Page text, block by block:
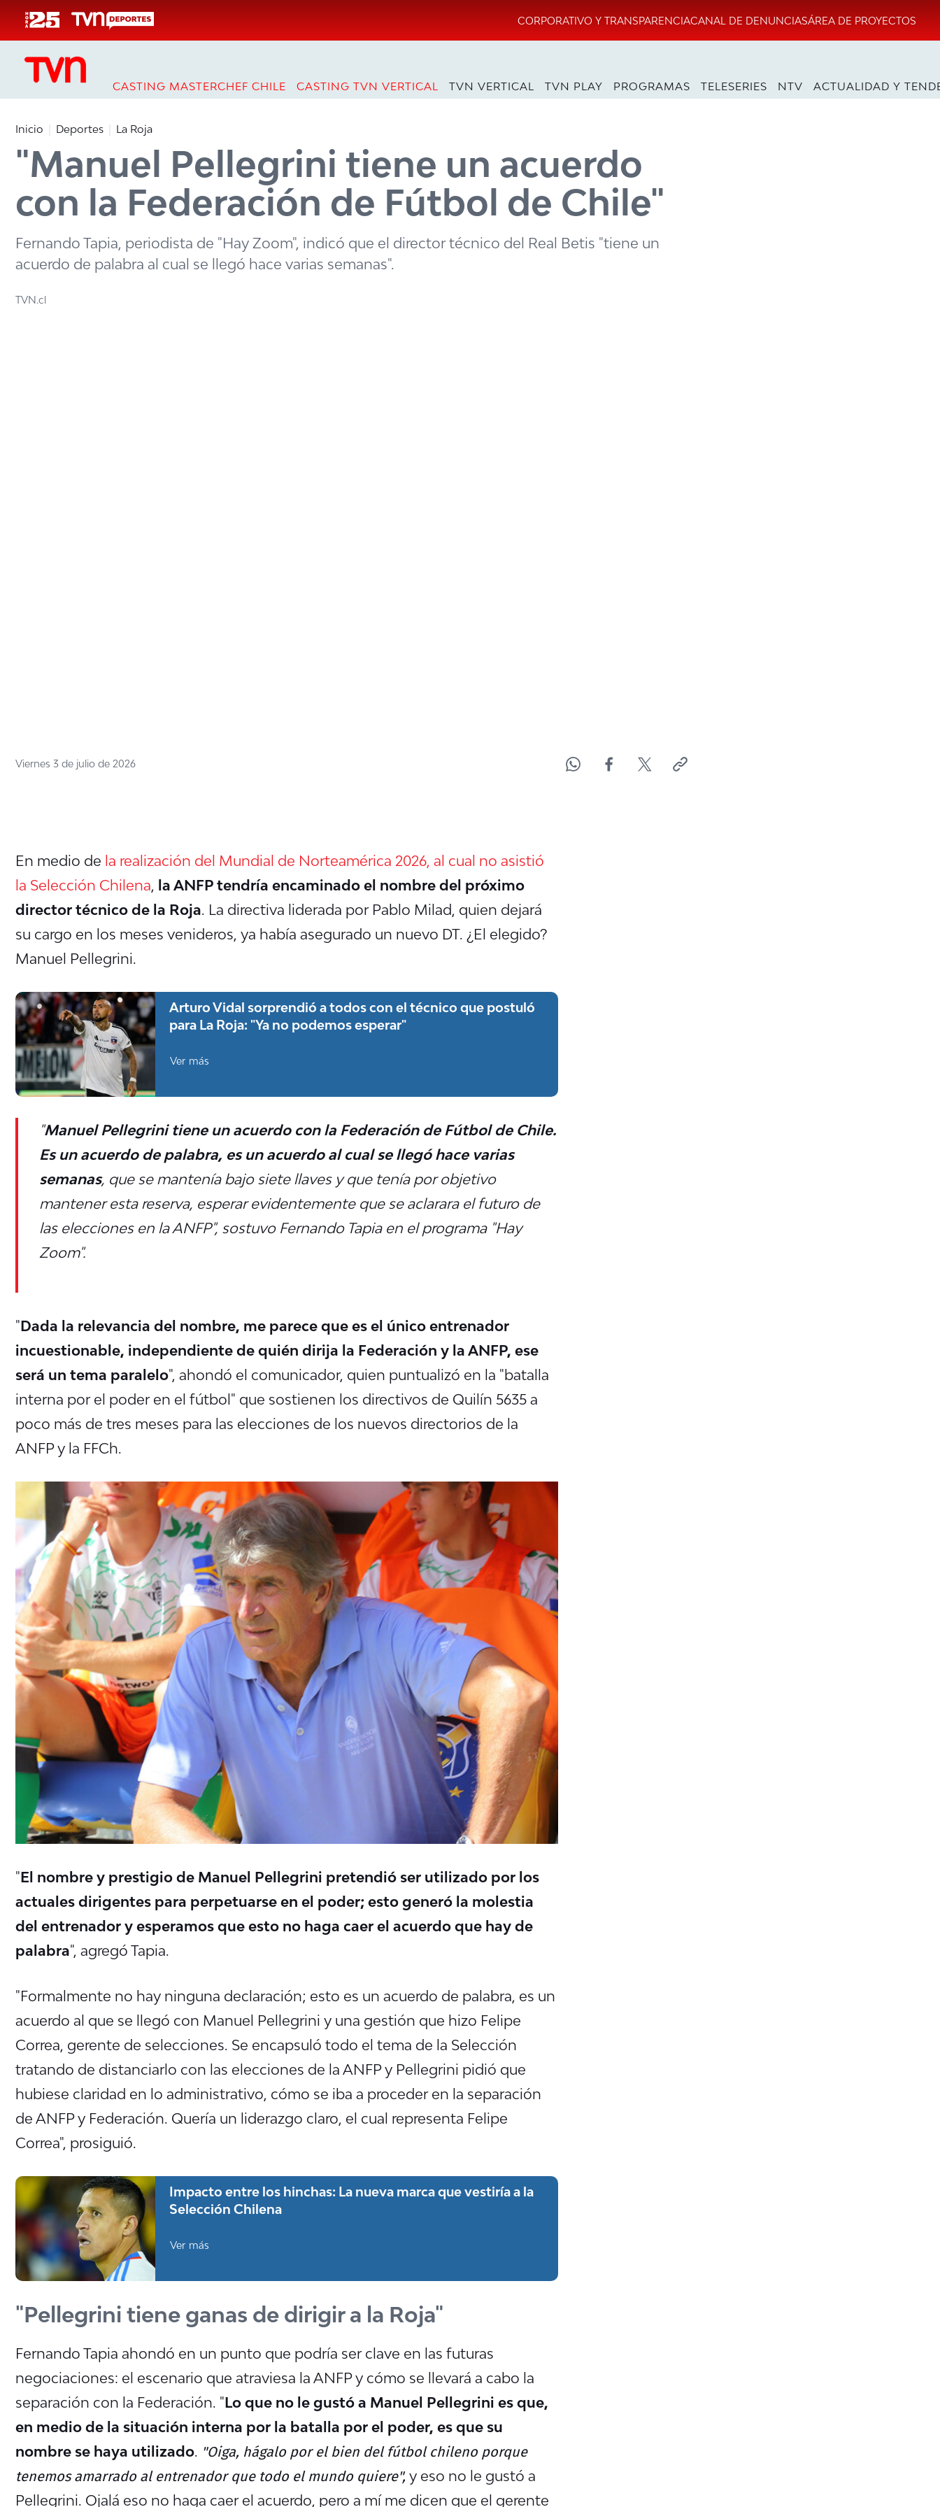
CORPORATIVO Y TRANSPARENCIACANAL DE DENUNCIASÁREA DE PROYECTOS
CASTING MASTERCHEF CHILE CASTING TVN VERTICAL TVN VERTICAL TVN PLAY PROGRAMAS TELESERIES NTV ACTUALIDAD Y
Inicio Deportes La Roja
"Manuel Pellegrini tiene un acuerdo
con la Federación de Fútbol de Chile"
Fernando Tapia, periodista de "Hay Zoom", indicó que el director técnico del Real Betis "tiene un
acuerdo de palabra al cual se llegó hace varias semanas".
TVN.cl
Viernes 3 de julio de 2026
En medio de la realización del Mundial de Norteamérica 2026, al cual no asistió
la Selección Chilena la ANFP tendría encaminado el nombre del próximo
director técnico de la Roja . La directiva liderada por Pablo Milad, quien dejará
su cargo en los meses venideros, ya había asegurado un nuevo DT. ¿El elegido?
Manuel Pellegrini.
Arturo Vidal sorprendió a todos con el técnico que postuló
para La Roja: "Ya no podemos esperar"
Ver más
"Manuel Pellegrini tiene un acuerdo con la Federación de Fútbol de Chile.
Es un acuerdo de palabra, es un acuerdo al cual se llegó hace varias
semanas, que se mantenía bajo siete llaves y que tenía por objetivo
mantener esta reserva, esperar evidentemente que se aclarara el futuro de
las elecciones en la ANFP", sostuvo Fernando Tapia en el programa "Hay
Zoom".
"Dada la relevancia del nombre, me parece que es el único entrenador
incuestionable, independiente de quién dirija la Federación y la ANFP, ese
será un tema paralelo", ahondó el comunicador, quien puntualizó en la "batalla
interna por el poder en el fútbol" que sostienen los directivos de Quilín 5635 a
poco más de tres meses para las elecciones de los nuevos directorios de la
ANFP y la FFCh.
"El nombre y prestigio de Manuel Pellegrini pretendió ser utilizado por los
actuales dirigentes para perpetuarse en el poder; esto generó la molestia
del entrenador y esperamos que esto no haga caer el acuerdo que hay de
palabra", agregó Tapia.
"Formalmente no hay ninguna declaración; esto es un acuerdo de palabra, es un
acuerdo al que se llegó con Manuel Pellegrini y una gestión que hizo Felipe
Correa, gerente de selecciones. Se encapsuló todo el tema de la Selección
tratando de distanciarlo con las elecciones de la ANFP y Pellegrini pidió que
hubiese claridad en lo administrativo, cómo se iba a proceder en la separación
de ANFP y Federación. Quería un liderazgo claro, el cual representa Felipe
Correa", prosiguió.
Impacto entre los hinchas: La nueva marca que vestiría a la
Selección Chilena
Ver más
"Pellegrini tiene ganas de dirigir a la Roja"
Fernando Tapia ahondó en un punto que podría ser clave en las futuras
negociaciones: el escenario que atraviesa la ANFP y cómo se llevará a cabo la
separación con la Federación. "Lo que no le gustó a Manuel Pellegrini es que,
en medio de la situación interna por la batalla por el poder, es que su
nombre se haya utilizado "Oiga, hágalo por el bien del fútbol chileno porque
tenemos amarrado al entrenador que todo el mundo quiere", y eso no le gustó a
Pellegrini. Ojalá eso no haga caer el acuerdo, pero a mí me dicen que el gerente